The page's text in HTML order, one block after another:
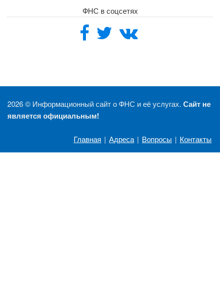
ФНС в соцсетях
2026 © Информационный сайт о ФНС и её услугах. Сайт не
является официальным!
Главная | Адреса | Вопросы | Контакты